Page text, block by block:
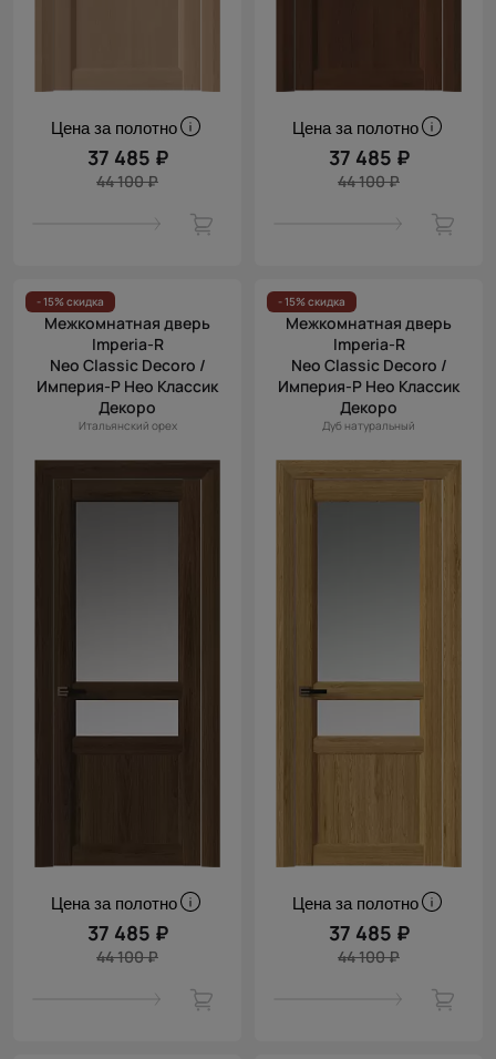
Цена за полотно
37 485 ₽
44 100 ₽
Цена за полотно
37 485 ₽
44 100 ₽
- 15% скидка
Межкомнатная дверь
Imperia-R
Neo Classic Decoro /
Империя-Р Нео Классик
Декоро
Итальянский орех
Цена за полотно
37 485 ₽
44 100 ₽
- 15% скидка
Межкомнатная дверь
Imperia-R
Neo Classic Decoro /
Империя-Р Нео Классик
Декоро
Дуб натуральный
Цена за полотно
37 485 ₽
44 100 ₽